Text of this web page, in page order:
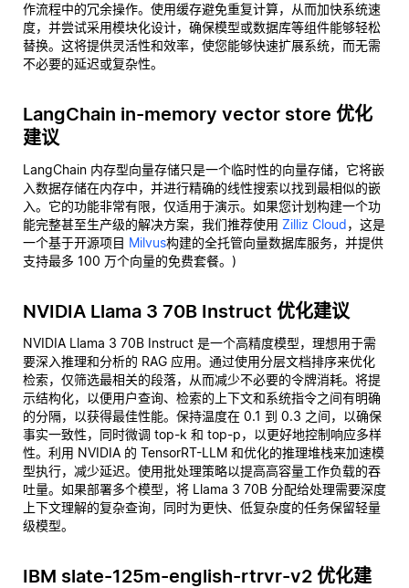
作流程中的冗余操作。使用缓存避免重复计算，从而加快系统速
度，并尝试采用模块化设计，确保模型或数据库等组件能够轻松
替换。这将提供灵活性和效率，使您能够快速扩展系统，而无需
不必要的延迟或复杂性。
LangChain in-memory vector store 优化
建议
LangChain 内存型向量存储只是一个临时性的向量存储，它将嵌
入数据存储在内存中，并进行精确的线性搜索以找到最相似的嵌
入。它的功能非常有限，仅适用于演示。如果您计划构建一个功
能完整甚至生产级的解决方案，我们推荐使用 Zilliz Cloud，这是
一个基于开源项目 Milvus构建的全托管向量数据库服务，并提供
支持最多 100 万个向量的免费套餐。)
NVIDIA Llama 3 70B Instruct 优化建议
NVIDIA Llama 3 70B Instruct 是一个高精度模型，理想用于需
要深入推理和分析的 RAG 应用。通过使用分层文档排序来优化
检索，仅筛选最相关的段落，从而减少不必要的令牌消耗。将提
示结构化，以便用户查询、检索的上下文和系统指令之间有明确
的分隔，以获得最佳性能。保持温度在 0.1 到 0.3 之间，以确保
事实一致性，同时微调 top-k 和 top-p，以更好地控制响应多样
性。利用 NVIDIA 的 TensorRT-LLM 和优化的推理堆栈来加速模
型执行，减少延迟。使用批处理策略以提高高容量工作负载的吞
吐量。如果部署多个模型，将 Llama 3 70B 分配给处理需要深度
上下文理解的复杂查询，同时为更快、低复杂度的任务保留轻量
级模型。
IBM slate-125m-english-rtrvr-v2 优化建